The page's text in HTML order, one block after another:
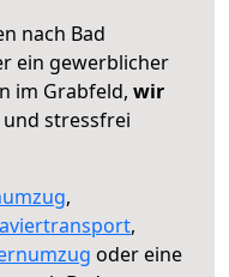
nach Bad
ein gewerblicher
im Grabfeld, wir
stressfrei
,
,
oder eine